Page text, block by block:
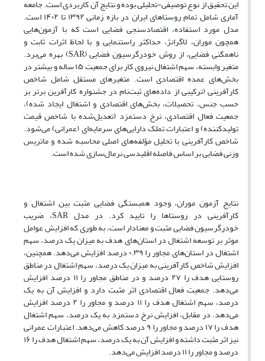
این تحقیق از نوع توصیفی-تحلیلی بوده و نتایج آن کاربردی است. جامعه
آماری شامل تمام روستاهای ایران در بازه زمانی ۱۳۹۲ تا ۱۴۰۲ است.
مدل مورد استفاده، اقتصادسنجی فضایی است که با آزمون‌هایی
همچون موران، لاگرانژ، حداکثر راستنمایی و با لحاظ اثرات ثابت و
ناهمگنی فضایی، از روش خودرگرسیون فضایی (SAR) بهره می‌برد.
متغیر وابسته، سهم اشتغال نیروی کار برای جمعیت ۱۵ ساله و بیشتر در
بخش‌های عمده اقتصادی است. متغیرهای مستقل شامل شاخص
کارآفرینی (ترکیبی از داده‌های ثبت‌نام در جشنواره کارآفرین برتر بر
حسب جنس، تحصیلات، بخش‌های اقتصادی و اشتغال ایجاد شده)،
جمعیت فعال اقتصادی، نرخ دستمزد (تعدیل‌شده با شاخص قیمت
تولیدکننده) و اعتبارات تملک دارایی‌های سرمایه‌ای (عمرانی) می‌شود.
شاخص کارآفرینی با تحلیل مؤلفه‌های اصلی محاسبه شده و ماتریس
وزنی فضایی بر اساس فاصله اقلیدسی نرمال‌سازی شده است.
نتایج آزمون موران، وجود همبستگی فضایی مثبت بین اشتغال و
کارآفرینی در روستاها را تایید کرد. در مدل SAR، ضریب
خودرگرسیون فضایی مثبت و معنادار است، به طوری که افزایش عوامل
موثر بر توسعه اشتغال در استان‌های هدف به میزان یک درصد، سهم
اشتغال در استان‌های مجاور را ۰.۳۹ درصد افزایش می‌دهد. همچنین،
افزایش شاخص کارآفرینی به میزان یک درصد، سهم اشتغال در مناطق
روستایی هدف را ۲۷ درصد و در مناطق مجاور را ۱۱ درصد افزایش
می‌دهد. جمعیت فعال اقتصادی اثر مثبت دارد و افزایش آن به یک
درصد، سهم اشتغال هدف را ۱۱ درصد و مجاور را ۲ درصد افزایش
می‌دهد. در مقابل، افزایش نرخ دستمزد به یک درصد، سهم اشتغال
هدف را ۱۷ درصد و مجاور را ۹ درصد کاهش می‌دهد. اعتبارات عمرانی
نیز اثر مثبت داشته و افزایش آن به یک درصد، سهم اشتغال هدف را ۱۶
درصد و مجاور را ۱۱ درصد افزایش می‌دهد.